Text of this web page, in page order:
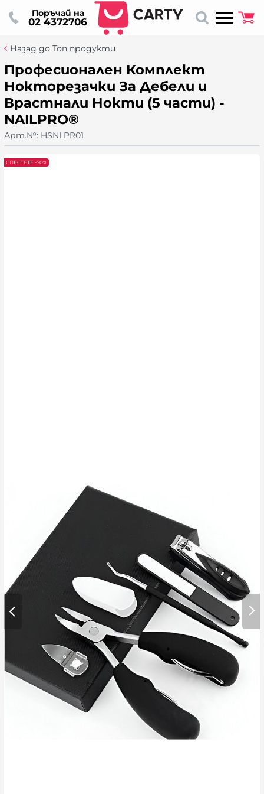
02 4372706
Поръчай на
Назад до Топ продукти
Професионален Комплект
Нокторезачки За Дебели и
Врастнали Нокти (5 части) -
NAILPRO®
Арт.№: HSNLPR01
СПЕСТЕТЕ -50%